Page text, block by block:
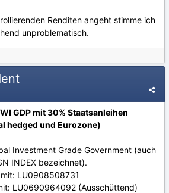
Renditen angeht stimme ich
unproblematisch.
GDP mit 30% Staatsanleihen
hedged und Eurozone)
Investment Grade Government (auch
INDEX bezeichnet).
LU0908508731
LU0690964092 (Ausschüttend)